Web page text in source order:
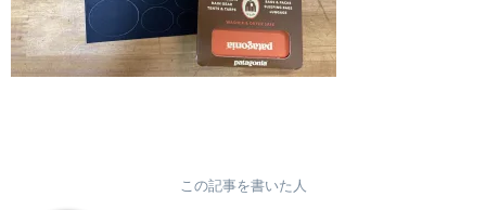
この記事を書いた人